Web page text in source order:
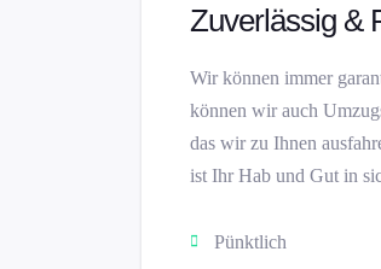
Zuverlässig &
Wir können immer
können wir auch
das wir zu Ihnen
ist Ihr Hab und Gut in
Pünktlich